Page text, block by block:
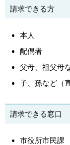
請求できる方
本人
配偶者
父母、祖父母
子、孫など（
請求できる窓口
市役所市民課